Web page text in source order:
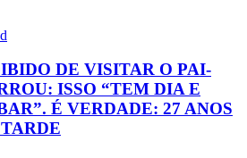
DE VISITAR O PAI-
ISSO “TEM DIA E
É VERDADE: 27 ANOS